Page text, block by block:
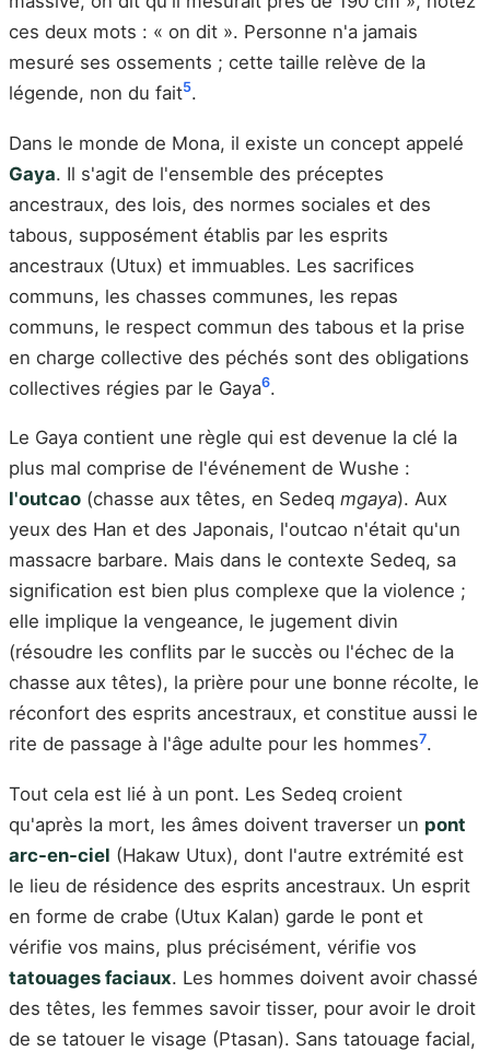
ces deux mots : « on dit ». Personne n'a jamais
mesuré ses ossements ; cette taille relève de la
légende, non du fait5.
Dans le monde de Mona, il existe un concept appelé
Gaya. Il s'agit de l'ensemble des préceptes
ancestraux, des lois, des normes sociales et des
tabous, supposément établis par les esprits
ancestraux (Utux) et immuables. Les sacrifices
communs, les chasses communes, les repas
communs, le respect commun des tabous et la prise
en charge collective des péchés sont des obligations
collectives régies par le Gaya6.
Le Gaya contient une règle qui est devenue la clé la
plus mal comprise de l'événement de Wushe :
l'outcao (chasse aux têtes, en Sedeq mgaya). Aux
yeux des Han et des Japonais, l'outcao n'était qu'un
massacre barbare. Mais dans le contexte Sedeq, sa
signification est bien plus complexe que la violence ;
elle implique la vengeance, le jugement divin
(résoudre les conflits par le succès ou l'échec de la
chasse aux têtes), la prière pour une bonne récolte, le
réconfort des esprits ancestraux, et constitue aussi le
rite de passage à l'âge adulte pour les hommes7.
Tout cela est lié à un pont. Les Sedeq croient
qu'après la mort, les âmes doivent traverser un pont
arc-en-ciel (Hakaw Utux), dont l'autre extrémité est
le lieu de résidence des esprits ancestraux. Un esprit
en forme de crabe (Utux Kalan) garde le pont et
vérifie vos mains, plus précisément, vérifie vos
tatouages faciaux. Les hommes doivent avoir chassé
des têtes, les femmes savoir tisser, pour avoir le droit
de se tatouer le visage (Ptasan). Sans tatouage facial,